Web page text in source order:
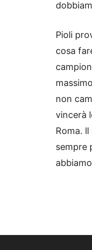
Pioli
cosa
non
vincerà
Roma.
sempre